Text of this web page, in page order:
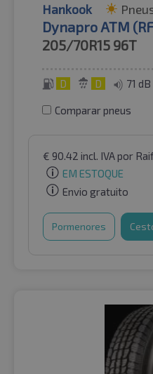
Hankook
Dynapro ATM
205/70R15 96T
D D 71 dB
Comparar pneus
€ 90.42 incl. IVApor
EM ESTOQUE
Envio gratuito
Pormenores